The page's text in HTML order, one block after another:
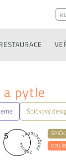
a pytle
Špičkový
5